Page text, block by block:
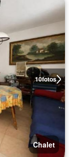
10fotos
Chalet